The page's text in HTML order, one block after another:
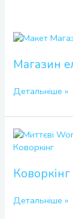
Магазин
Магазин
Детальніше »
Коворкінг
Коворкінг
Детальніше »